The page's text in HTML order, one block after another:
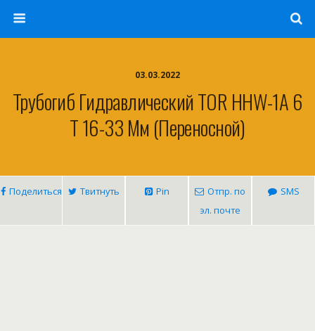
03.03.2022
Трубогиб Гидравлический TOR HHW-1A 6
Т 16-33 Мм (переносной)
Поделиться Твитнуть Pin
Отпр. по
эл. почте
SMS